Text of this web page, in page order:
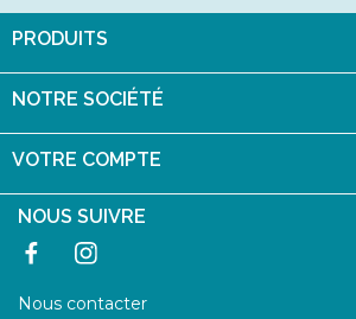
PRODUITS
NOTRE SOCIÉTÉ
VOTRE COMPTE
NOUS SUIVRE
Facebook
Nous contacter